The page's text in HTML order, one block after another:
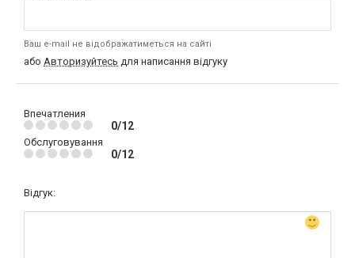
Ваш e-mail не відображатиметься на сайті
або Авторизуйтесь для написання відгуку
Впечатления
0/12
Обслуговування
0/12
Відгук: